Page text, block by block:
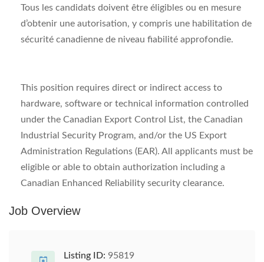
Tous les candidats doivent être éligibles ou en mesure
d’obtenir une autorisation, y compris une habilitation de
sécurité canadienne de niveau fiabilité approfondie.
This position requires direct or indirect access to
hardware, software or technical information controlled
under the Canadian Export Control List, the Canadian
Industrial Security Program, and/or the US Export
Administration Regulations (EAR). All applicants must be
eligible or able to obtain authorization including a
Canadian Enhanced Reliability security clearance.
Job Overview
Listing ID: 95819